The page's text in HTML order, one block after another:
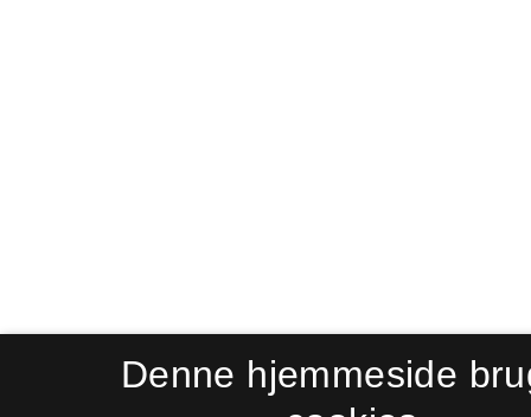
Denne hjemmeside